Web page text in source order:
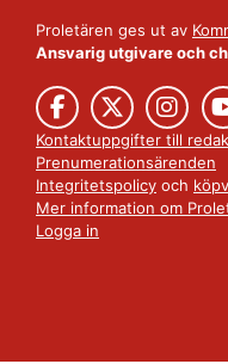
Proletären ges ut av
Ansvarig utgivare och
Kontaktuppgifter till
Prenumerationsärenden
Integritetspolicy och
Mer information om
Logga in